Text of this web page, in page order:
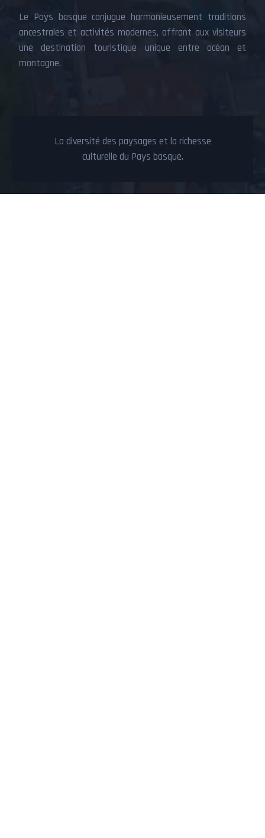
Le Pays basque conjugue harmonieusement traditions
ancestrales et activités modernes, offrant aux visiteurs
une destination touristique unique entre océan et
montagne.
La diversité des paysages et la richesse
culturelle du Pays basque.